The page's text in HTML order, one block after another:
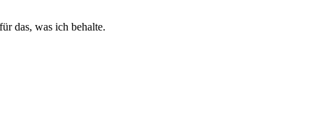
das, was ich behalte.